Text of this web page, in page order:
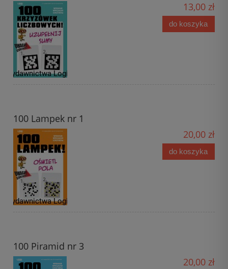
13,00 zł
do koszyka
100 Lampek nr 1
20,00 zł
do koszyka
100 Piramid nr 3
20,00 zł